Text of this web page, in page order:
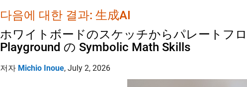
다음에 대한 결과: 生成AI
ホワイトボードのスケッチからパレートフ
Playground の Symbolic Math Skills
저자 Michio Inoue, July 2, 2026